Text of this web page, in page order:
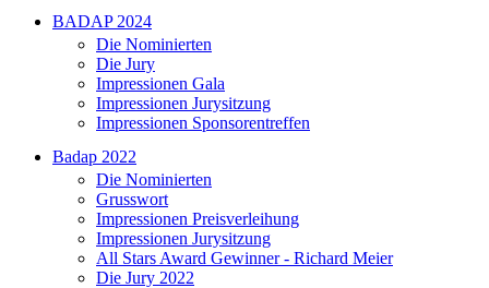
BADAP 2024
Die Nominierten
Die Jury
Impressionen Gala
Impressionen Jurysitzung
Impressionen Sponsorentreffen
Badap 2022
Die Nominierten
Grusswort
Impressionen Preisverleihung
Impressionen Jurysitzung
All Stars Award Gewinner - Richard Meier
Die Jury 2022